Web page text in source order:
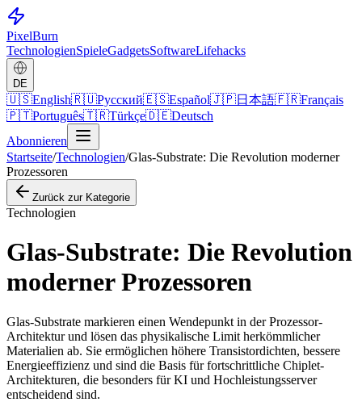
PixelBurn
TechnologienSpieleGadgetsSoftwareLifehacks
DE
🇺🇸English🇷🇺Русский🇪🇸Español🇯🇵日本語🇫🇷Français
🇵🇹Português🇹🇷Türkçe🇩🇪Deutsch
Abonnieren
Startseite/Technologien/Glas-Substrate: Die Revolution moderner
Prozessoren
Zurück zur Kategorie
Technologien
Glas-Substrate: Die Revolution
moderner Prozessoren
Glas-Substrate markieren einen Wendepunkt in der Prozessor-
Architektur und lösen das physikalische Limit herkömmlicher
Materialien ab. Sie ermöglichen höhere Transistordichten, bessere
Energieeffizienz und sind die Basis für fortschrittliche Chiplet-
Architekturen, die besonders für KI und Hochleistungsserver
entscheidend sind.